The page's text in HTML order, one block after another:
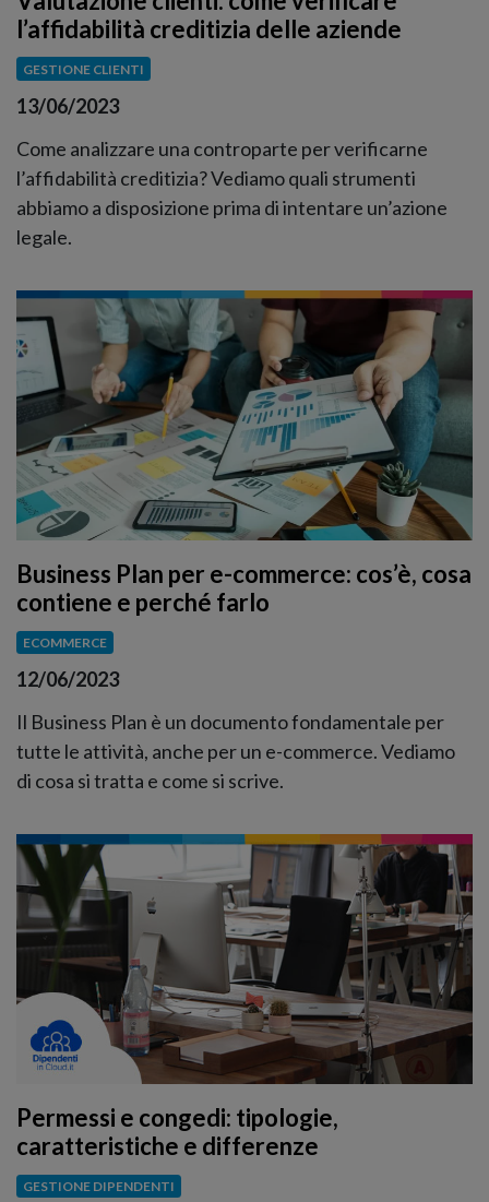
l’affidabilità creditizia delle aziende
GESTIONE CLIENTI
13/06/2023
Come analizzare una controparte per verificarne
l’affidabilità creditizia? Vediamo quali strumenti
abbiamo a disposizione prima di intentare un’azione
legale.
Business Plan per e-commerce: cos’è, cosa
contiene e perché farlo
ECOMMERCE
12/06/2023
Il Business Plan è un documento fondamentale per
tutte le attività, anche per un e-commerce. Vediamo
di cosa si tratta e come si scrive.
Permessi e congedi: tipologie,
caratteristiche e differenze
GESTIONE DIPENDENTI